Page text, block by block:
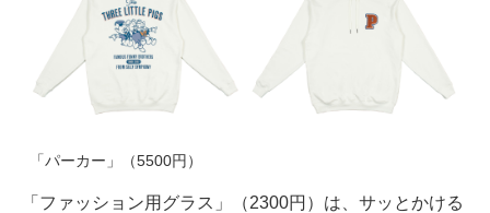
「パーカー」（5500円）
「ファッション用グラス」（2300円）は、サッとかける